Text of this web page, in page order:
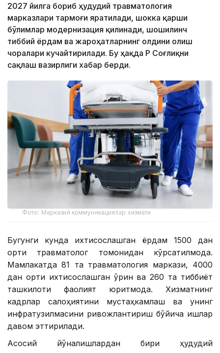
2027 йилга бориб ҳудудий травматология
марказлари тармоғи яратилади, шокка қарши
бўлимлар модернизация қилинади, шошилинч
тиббий ёрдам ва жароҳатларнинг олдини олиш
чоралари кучайтирилади. Бу ҳақда ҚР Соғлиқни
сақлаш вазирлиги хабар берди.
Фото: Марказий коммуникациялар хизмати
Бугунги кунда ихтисослашган ёрдам 1500 дан
ортиқ травматолог томонидан кўрсатилмоқда.
Мамлакатда 81 та травматология маркази, 4000
дан ортиқ ихтисослашган ўрин ва 260 та тиббиёт
ташкилоти фаолият юритмоқда. Хизматнинг
кадрлар салоҳиятини мустаҳкамлаш ва унинг
инфратузилмасини ривожлантириш бўйича ишлар
давом эттирилади.
Асосий йўналишлардан бири ҳудудий